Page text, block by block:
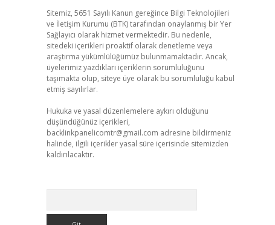
Sitemiz, 5651 Sayılı Kanun gereğince Bilgi Teknolojileri
ve İletişim Kurumu (BTK) tarafından onaylanmış bir Yer
Sağlayıcı olarak hizmet vermektedir. Bu nedenle,
sitedeki içerikleri proaktif olarak denetleme veya
araştırma yükümlülüğümüz bulunmamaktadır. Ancak,
üyelerimiz yazdıkları içeriklerin sorumluluğunu
taşımakta olup, siteye üye olarak bu sorumluluğu kabul
etmiş sayılırlar.
Hukuka ve yasal düzenlemelere aykırı olduğunu
düşündüğünüz içerikleri,
backlinkpanelicomtr@gmail.com adresine bildirmeniz
halinde, ilgili içerikler yasal süre içerisinde sitemizden
kaldırılacaktır.